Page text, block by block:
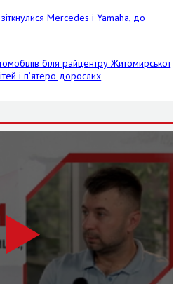
Mercedes і Yamaha, до
біля райцентру Житомирської
і пʼятеро дорослих